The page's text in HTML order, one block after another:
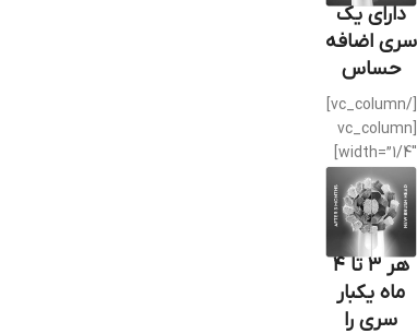
دارای یک
سری اضافه
حساس
[vc_column
width=”1/4″]
هر ۳ تا ۴
ماه یکبار
سری را